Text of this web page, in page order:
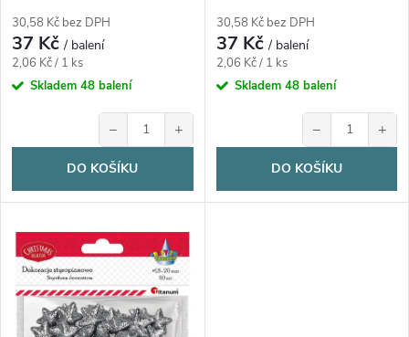
d
u
k
t
ů
d
u
ů
30,58 Kč bez DPH
37 Kč/ balení
Měrná
cena:
2,06 Kč / 1 ks
Skladem 48 balení
− +
DO KOŠÍKU
30,58 Kč bez DPH
37 Kč/ balení
Měrná
cena:
2,06 Kč / 1 ks
Skladem 48 balení
− +
DO KOŠÍKU